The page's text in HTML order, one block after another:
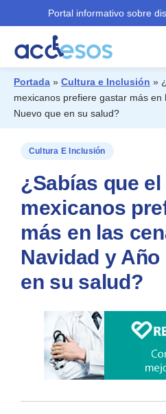
Portal informativo sobre
¿Qué buscas?
Portada » Cultura e Inclusión »
mexicanos prefiere gastar más en
Nuevo que en su salud?
Cultura E Inclusión
¿Sabías que
mexicanos
más en las
Navidad y Año
en su salud?